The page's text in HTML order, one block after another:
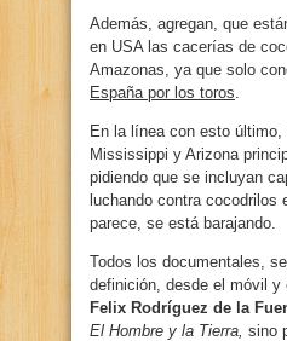
Además, agregan, que
en USA las cacerías de
Amazonas, ya que solo
España por los toros.
En la línea con esto
Mississippi y Arizona
pidiendo que se incluyan
luchando contra cocodrilos
parece, se está barajando.
Todos los documentales,
definición, desde el móvil y
Felix Rodríguez de la
El Hombre y la Tierra, sino